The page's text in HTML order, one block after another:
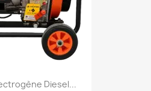
Diesel...